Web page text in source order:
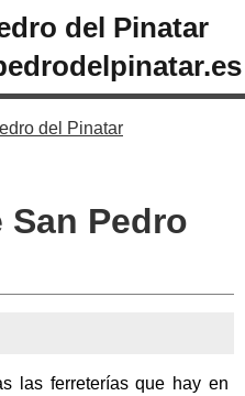
del Pinatar
del Pinatar
San Pedro
las ferreterías que hay en